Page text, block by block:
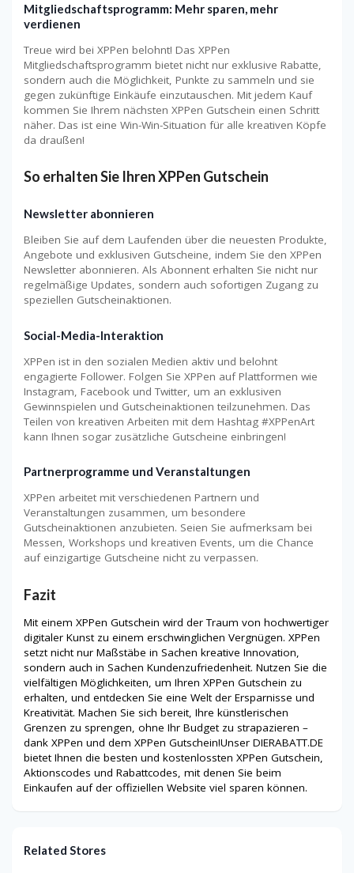
Mitgliedschaftsprogramm: Mehr sparen, mehr
verdienen
Treue wird bei XPPen belohnt! Das XPPen
Mitgliedschaftsprogramm bietet nicht nur exklusive Rabatte,
sondern auch die Möglichkeit, Punkte zu sammeln und sie
gegen zukünftige Einkäufe einzutauschen. Mit jedem Kauf
kommen Sie Ihrem nächsten XPPen Gutschein einen Schritt
näher. Das ist eine Win-Win-Situation für alle kreativen Köpfe
da draußen!
So erhalten Sie Ihren XPPen Gutschein
Newsletter abonnieren
Bleiben Sie auf dem Laufenden über die neuesten Produkte,
Angebote und exklusiven Gutscheine, indem Sie den XPPen
Newsletter abonnieren. Als Abonnent erhalten Sie nicht nur
regelmäßige Updates, sondern auch sofortigen Zugang zu
speziellen Gutscheinaktionen.
Social-Media-Interaktion
XPPen ist in den sozialen Medien aktiv und belohnt
engagierte Follower. Folgen Sie XPPen auf Plattformen wie
Instagram, Facebook und Twitter, um an exklusiven
Gewinnspielen und Gutscheinaktionen teilzunehmen. Das
Teilen von kreativen Arbeiten mit dem Hashtag #XPPenArt
kann Ihnen sogar zusätzliche Gutscheine einbringen!
Partnerprogramme und Veranstaltungen
XPPen arbeitet mit verschiedenen Partnern und
Veranstaltungen zusammen, um besondere
Gutscheinaktionen anzubieten. Seien Sie aufmerksam bei
Messen, Workshops und kreativen Events, um die Chance
auf einzigartige Gutscheine nicht zu verpassen.
Fazit
Mit einem XPPen Gutschein wird der Traum von hochwertiger
digitaler Kunst zu einem erschwinglichen Vergnügen. XPPen
setzt nicht nur Maßstäbe in Sachen kreative Innovation,
sondern auch in Sachen Kundenzufriedenheit. Nutzen Sie die
vielfältigen Möglichkeiten, um Ihren XPPen Gutschein zu
erhalten, und entdecken Sie eine Welt der Ersparnisse und
Kreativität. Machen Sie sich bereit, Ihre künstlerischen
Grenzen zu sprengen, ohne Ihr Budget zu strapazieren –
dank XPPen und dem XPPen Gutschein!Unser DIERABATT.DE
bietet Ihnen die besten und kostenlossten XPPen Gutschein,
Aktionscodes und Rabattcodes, mit denen Sie beim
Einkaufen auf der offiziellen Website viel sparen können.
Related Stores